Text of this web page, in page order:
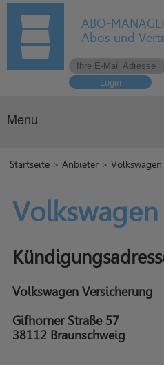
ABO-
Abos und
Login
Menu
Startseite >Anbieter > Volkswagen
Volkswagen
Volkswagen Versicherung
Gifhorner Straße 57
38112 Braunschweig